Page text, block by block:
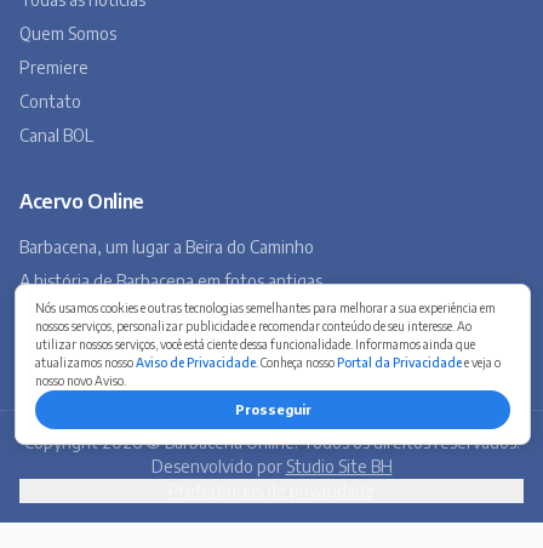
Nós usamos cookies e outras tecnologias semelhantes para melhorar a sua experiência em
nossos serviços, personalizar publicidade e recomendar conteúdo de seu interesse. Ao
utilizar nossos serviços, você está ciente dessa funcionalidade. Informamos ainda que
atualizamos nossoAviso de Privacidade . Conheça nossoPortal da Privacidadee veja o
nosso novo Aviso.
Prosseguir
Museu Virtual
Museu do Tropeirismo
Copyright 2026 © Barbacena Online. Todos os direitos reservados.